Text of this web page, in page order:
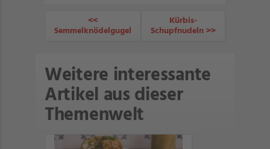
<<
Semmelknödelgugel
Kürbis-
Schupfnudeln >>
Weitere interessante
Artikel aus dieser
Themenwelt